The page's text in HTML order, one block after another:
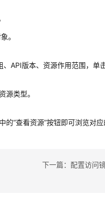
。
API版本、资源作用范围，单
源类型。
“查看资源”按钮即可浏览对应
下一篇：配置访问